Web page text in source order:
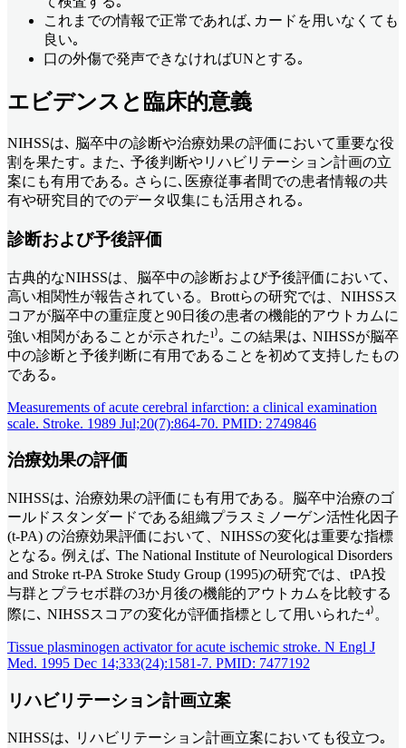
これまでの情報で正常であれば､カードを用いなくても
良い｡
口の外傷で発声できなければUNとする｡
エビデンスと臨床的意義
NIHSSは､ 脳卒中の診断や治療効果の評価において重要な役
割を果たす｡ また､ 予後判断やリハビリテーション計画の立
案にも有用である｡ さらに､医療従事者間での患者情報の共
有や研究目的でのデータ収集にも活用される｡
診断および予後評価
古典的なNIHSSは、脳卒中の診断および予後評価において､
高い相関性が報告されている。Brottらの研究では、NIHSSス
コアが脳卒中の重症度と90日後の患者の機能的アウトカムに
強い相関があることが示された¹⁾｡ この結果は､ NIHSSが脳卒
中の診断と予後判断に有用であることを初めて支持したもの
である｡
Measurements of acute cerebral infarction: a clinical examination
scale. Stroke. 1989 Jul;20(7):864-70. PMID: 2749846
治療効果の評価
NIHSSは､ 治療効果の評価にも有用である。脳卒中治療のゴ
ールドスタンダードである組織プラスミノーゲン活性化因子
(t-PA) の治療効果評価において、NIHSSの変化は重要な指標
となる｡ 例えば､ The National Institute of Neurological Disorders
and Stroke rt-PA Stroke Study Group (1995)の研究では、tPA投
与群とプラセボ群の3か月後の機能的アウトカムを比較する
際に､ NIHSSスコアの変化が評価指標として用いられた⁴⁾。
Tissue plasminogen activator for acute ischemic stroke. N Engl J
Med. 1995 Dec 14;333(24):1581-7. PMID: 7477192
リハビリテーション計画立案
NIHSSは､ リハビリテーション計画立案においても役立つ｡